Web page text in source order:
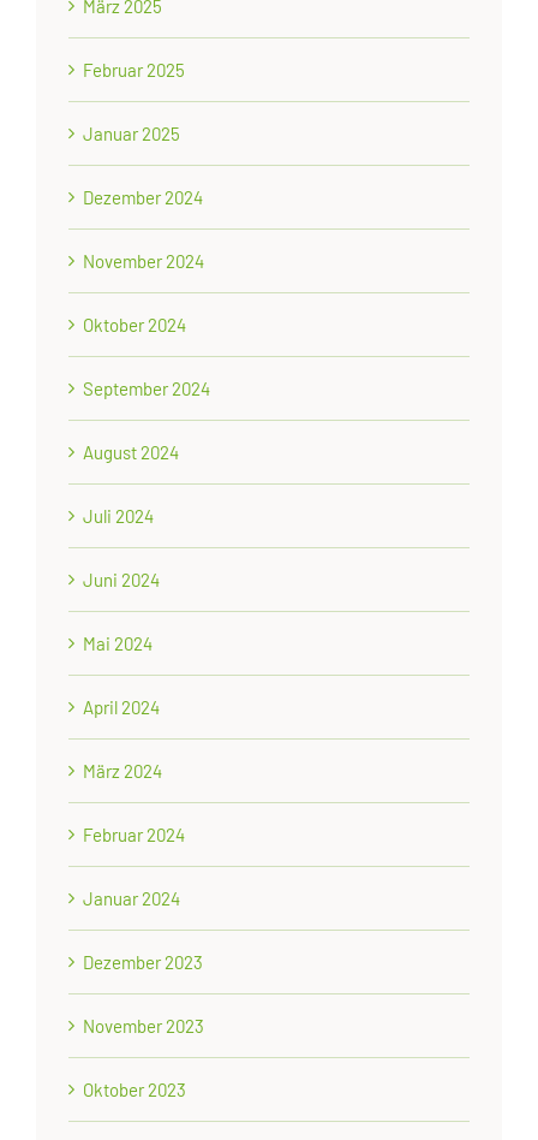
März 2025
Februar 2025
Januar 2025
Dezember 2024
November 2024
Oktober 2024
September 2024
August 2024
Juli 2024
Juni 2024
Mai 2024
April 2024
März 2024
Februar 2024
Januar 2024
Dezember 2023
November 2023
Oktober 2023